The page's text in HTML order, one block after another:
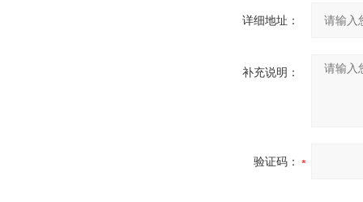
详细地址：
补充说明：
验证码：